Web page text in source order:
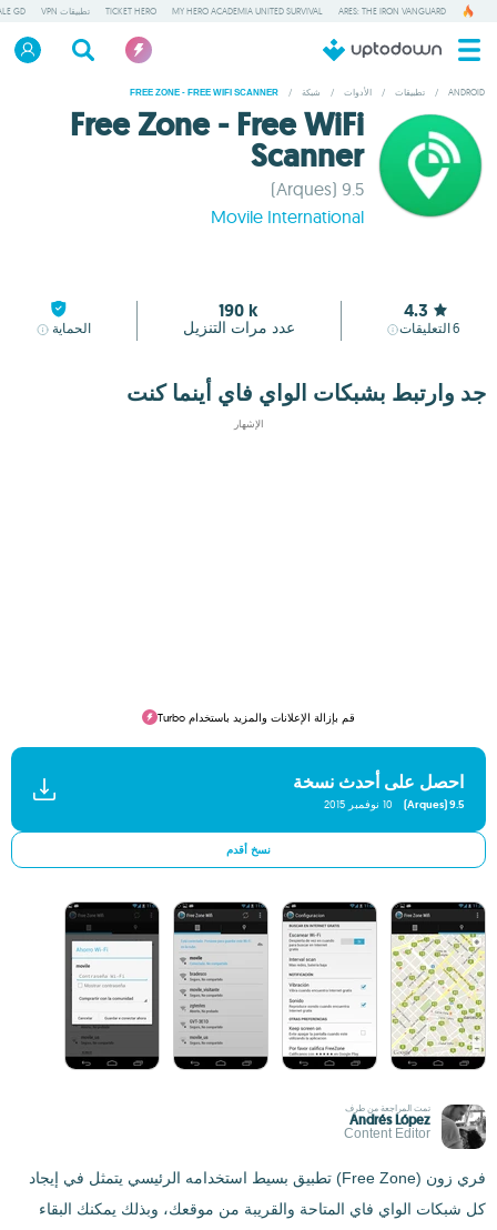
ARES: THE IRON VANGUARD
MY HERO ACADEMIA UNITED SURVIVAL
TICKET HERO تطبيقات VPN GD
ANDROID
/ تطبيقات / الأدوات / شبكة /
FREE ZONE - FREE WIFI SCANNER
Free Zone - Free WiFi
Scanner
9.5 (Arques)
Movile International
4.3
6التعليقات
190 k
عدد مرات التنزيل الحماية
جد وارتبط بشبكات الواي فاي أينما كنت
الإشهار
قم بإزالة الإعلانات والمزيد باستخدام Turbo
احصل على أحدث نسخة
9.5 (Arques) 10 نوفمبر 2015
نسخ أقدم
تمت المراجعة من طرف
Andrés López
Content Editor
فري زون (Free Zone) تطبيق بسيط استخدامه الرئيسي يتمثل في إيجاد
كل شبكات الواي فاي المتاحة والقريبة من موقعك، وبذلك يمكنك البقاء